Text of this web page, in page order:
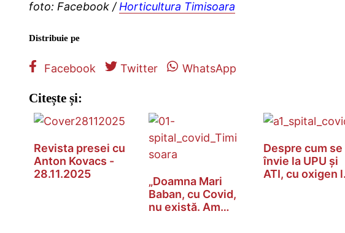
foto: Facebook /Horticultura Timisoara
Distribuie pe
Facebook Twitter WhatsApp
Citește și:
Revista presei cu
Anton Kovacs -
28.11.2025
„Doamna Mari
Baban, cu Covid,
nu există. Am
Despre cum se
învie la UPU și
ATI, cu oxigen